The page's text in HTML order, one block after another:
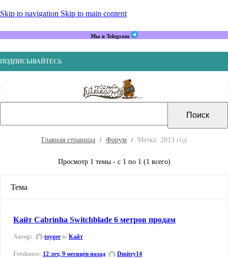
Skip to navigation Skip to main content
Мы в Telegram
ПОДПИСЫВАЙТЕСЬ
Главная страница Форум Метка: 2013 год
Просмотр 1 темы - с 1 по 1 (1 всего)
Тема
Кайт Cabrinha Switchblade 6 метров продам
Автор: toyger в: Кайт
12 лет, 9 месяцев назад Dmitry14